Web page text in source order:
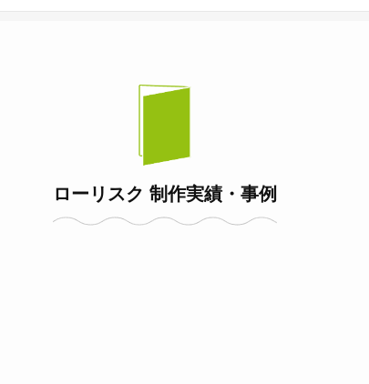
ローリスク 制作実績・事例